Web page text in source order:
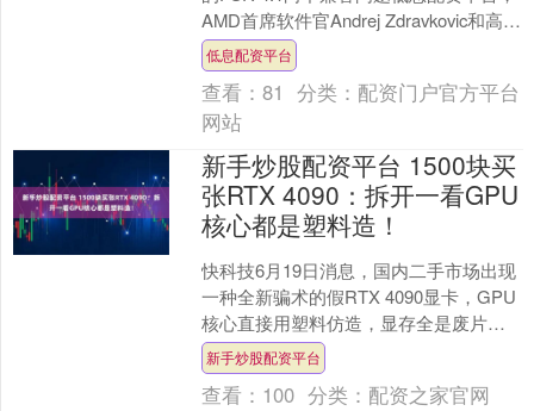
AMD首席软件官Andrej Zdravkovic和高级
软件总监Terry Ma....
低息配资平台
查看：81 分类： 配资门户官方平台
网站
新手炒股配资平台 1500块买
张RTX 4090：拆开一看GPU
核心都是塑料造！
快科技6月19日消息，国内二手市场出现
一种全新骗术的假RTX 4090显卡，GPU
核心直接用塑料仿造，显存全是废片，
整张卡没有任何可用的核心部件。 根据
\"修显....
新手炒股配资平台
查看： 100 分类： 配资之家官网